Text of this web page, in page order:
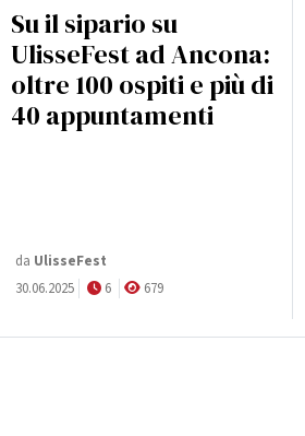
Su il sipario su
UlisseFest ad Ancona:
oltre 100 ospiti e più di
40 appuntamenti
da UlisseFest
30.06.2025
6 679